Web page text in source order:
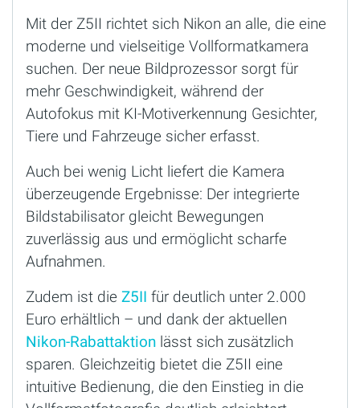
Mit der Z5II richtet sich Nikon an alle, die eine
moderne und vielseitige Vollformatkamera
suchen. Der neue Bildprozessor sorgt für
mehr Geschwindigkeit, während der
Autofokus mit KI-Motiverkennung Gesichter,
Tiere und Fahrzeuge sicher erfasst.
Auch bei wenig Licht liefert die Kamera
überzeugende Ergebnisse: Der integrierte
Bildstabilisator gleicht Bewegungen
zuverlässig aus und ermöglicht scharfe
Aufnahmen.
Zudem ist die Z5II für deutlich unter 2.000
Euro erhältlich – und dank der aktuellen
Nikon-Rabattaktion lässt sich zusätzlich
sparen. Gleichzeitig bietet die Z5II eine
intuitive Bedienung, die den Einstieg in die